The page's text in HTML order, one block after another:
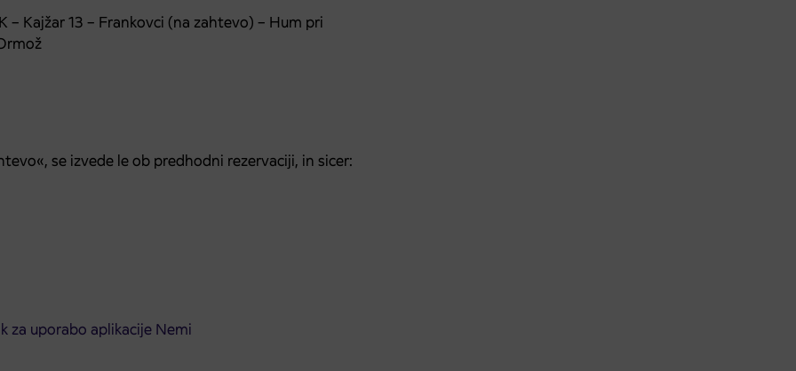
– Kajžar 13 – Frankovci (na zahtevo) – Hum pri
se izvede le ob predhodni rezervaciji, in sicer:
za uporabo aplikacije Nemi